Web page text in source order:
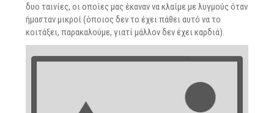
δυο ταινίες, οι οποίες μας έκαναν να κλαίμε με λυγμούς όταν
ήμασταν μικροί (όποιος δεν το έχει πάθει αυτό να το
κοιτάξει, παρακαλούμε, γιατί μάλλον δεν έχει καρδιά).